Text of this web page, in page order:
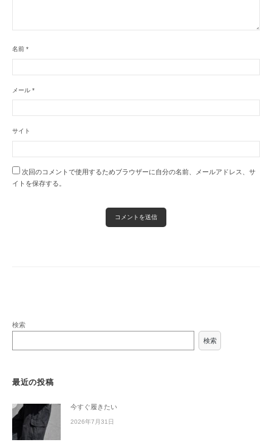
名前 *
メール *
サイト
次回のコメントで使用するためブラウザーに自分の名前、メールアドレス、サ
イトを保存する。
検索
検索
最近の投稿
今すぐ履きたい
2026年7月31日